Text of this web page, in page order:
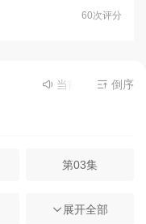
60次评分
当前资源来源无尽
倒序
第03集
第06集
展开全部